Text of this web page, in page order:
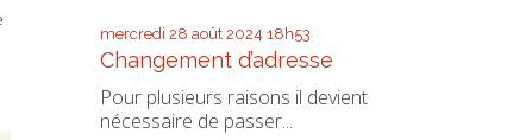
mercredi 28 août 2024 18h53
Changement d’adresse
Pour plusieurs raisons il devient
nécessaire de passer...